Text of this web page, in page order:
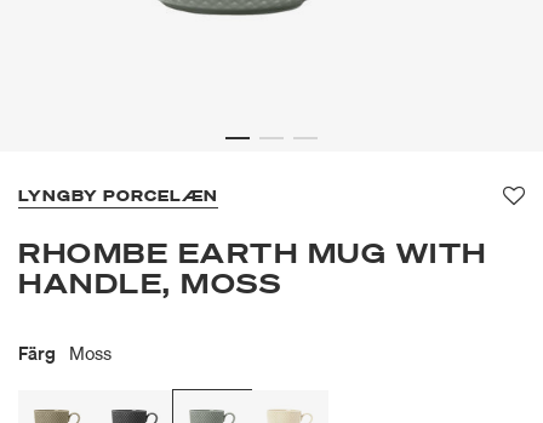
LYNGBY PORCELÆN
RHOMBE EARTH MUG WITH
HANDLE, MOSS
Färg Moss